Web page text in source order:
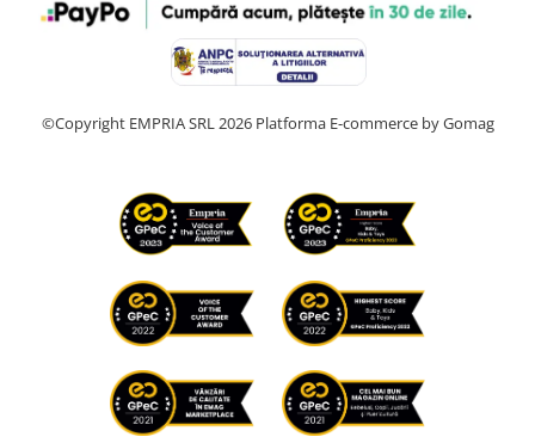
©Copyright EMPRIA SRL 2026 Platforma E-commerce by Gomag